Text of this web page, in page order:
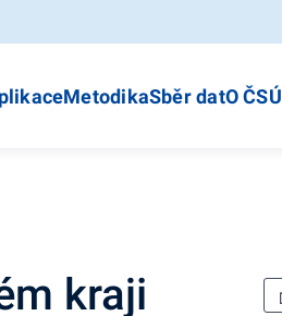
MetodikaSběr datO ČSÚ
kraji